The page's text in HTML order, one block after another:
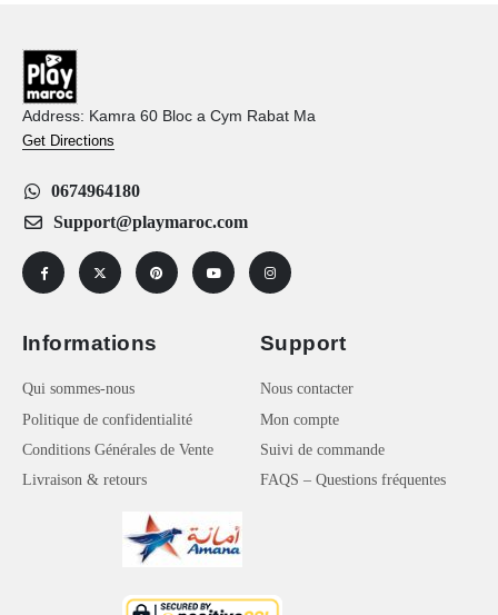
Address: Kamra 60 Bloc a Cym Rabat Ma
Get Directions
0674964180
Support@playmaroc.com
Informations
Qui sommes-nous
Politique de confidentialité
Conditions Générales de Vente
Livraison & retours
Support
Nous contacter
Mon compte
Suivi de commande
FAQS – Questions fréquentes